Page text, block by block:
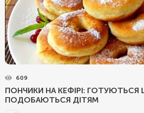
609
ПОНЧИКИ НА КЕФІРІ: ГОТУЮТЬСЯ
ПОДОБАЮТЬСЯ ДІТЯМ